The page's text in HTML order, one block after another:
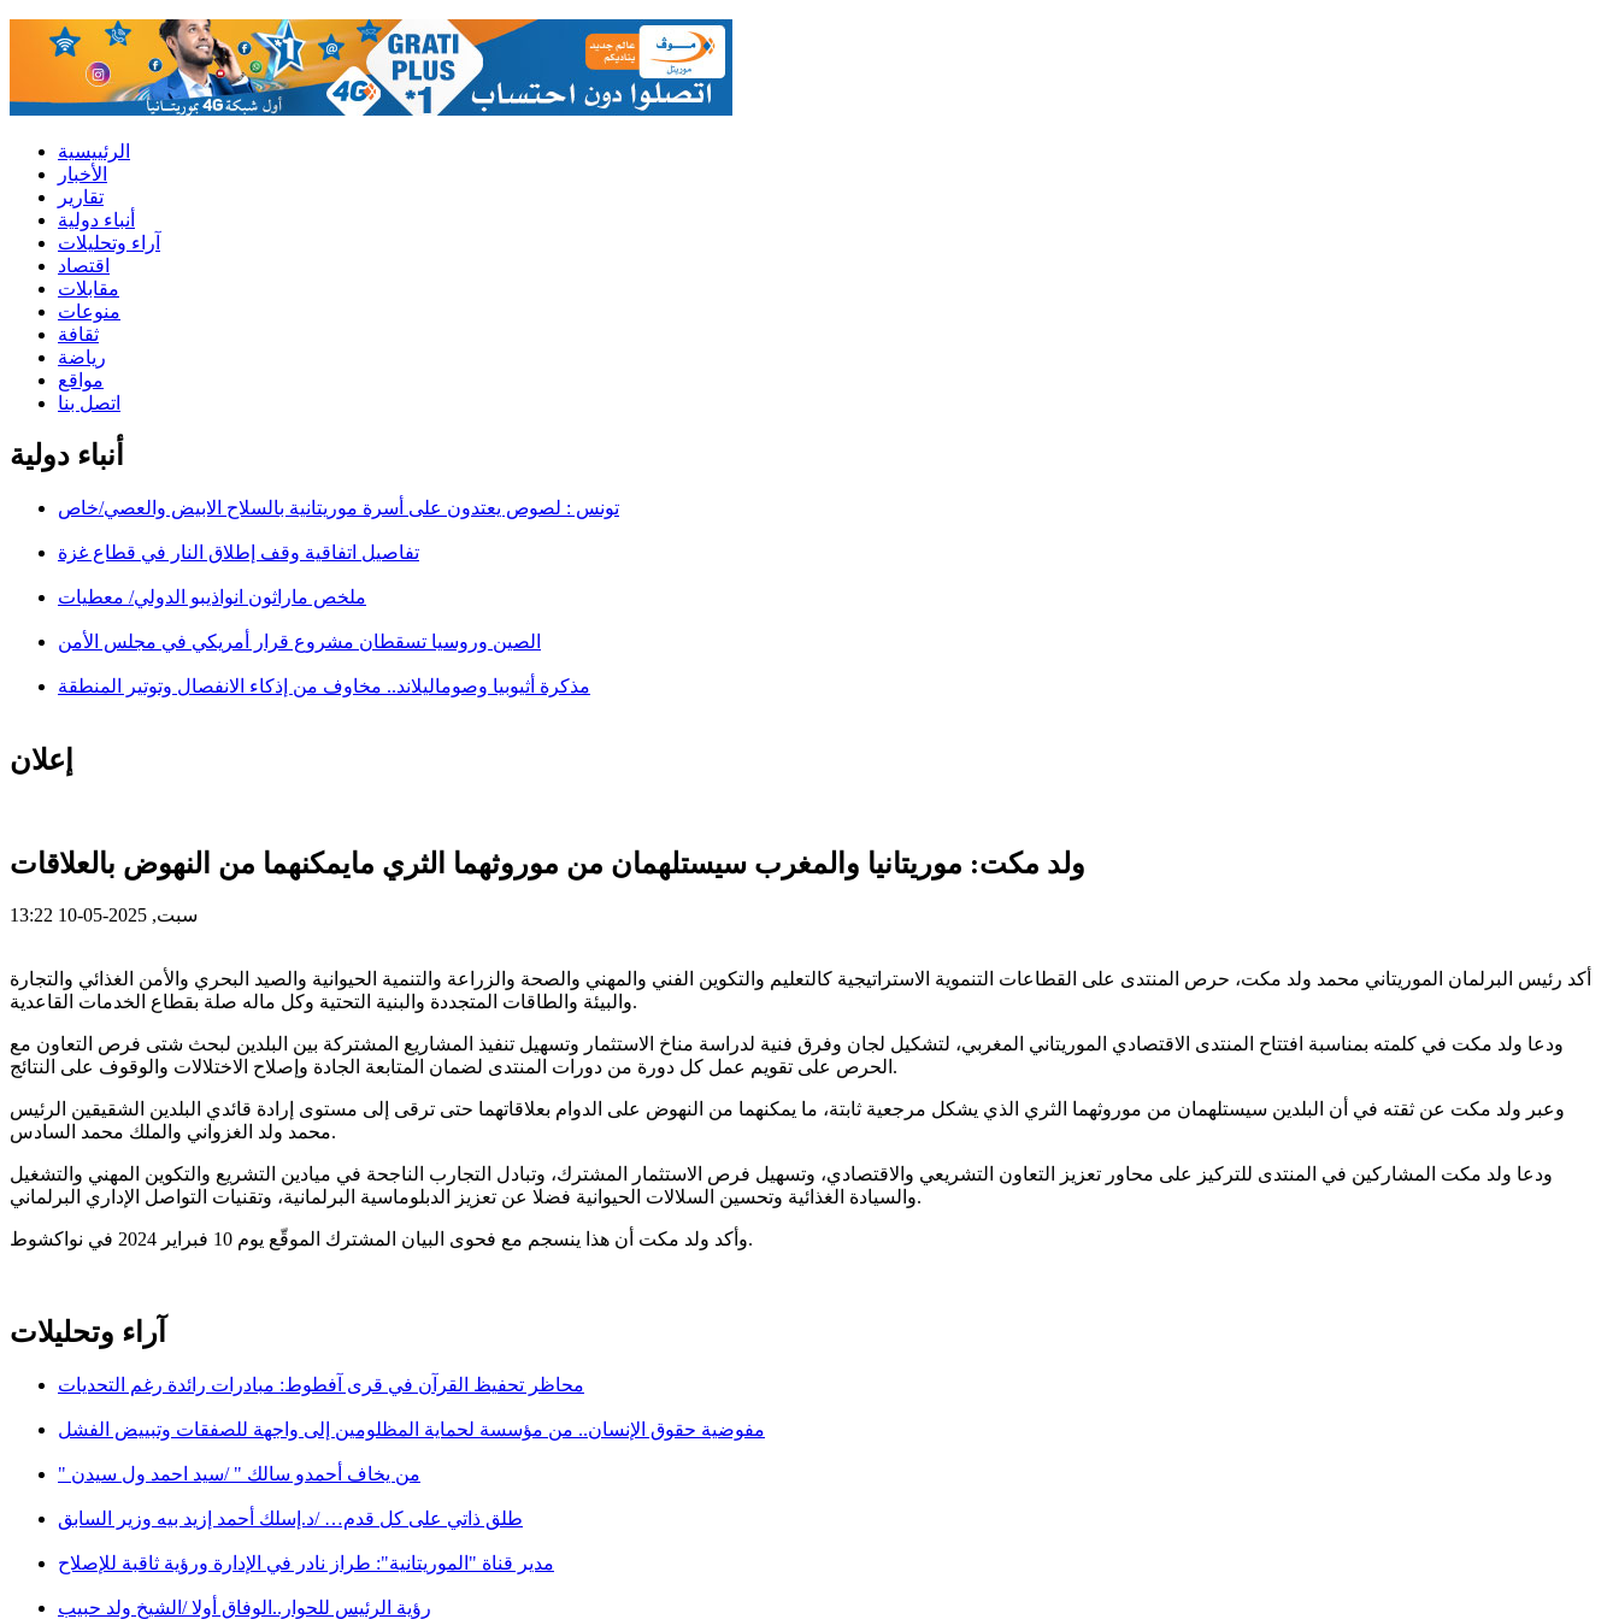
الرئييسية
الأخبار
تقارير
أنباء دولية
آراء وتحليلات
اقتصاد
مقابلات
منوعات
ثقافة
رياضة
مواقع
اتصل بنا
أنباء دولية
تونس : لصوص يعتدون على أسرة موريتانية بالسلاح الابيض والعصي/خاص
تفاصيل اتفاقية وقف إطلاق النار في قطاع غزة
ملخص ماراثون انواذيبو الدولي/ معطيات
الصين وروسيا تسقطان مشروع قرار أمريكي في مجلس الأمن
مذكرة أثيوبيا وصوماليلاند.. مخاوف من إذكاء الانفصال وتوتير المنطقة
إعلان
ولد مكت: موريتانيا والمغرب سيستلهمان من موروثهما الثري مايمكنهما من النهوض بالعلاقات
سبت, 2025-05-10 13:22
أكد رئيس البرلمان الموريتاني محمد ولد مكت، حرص المنتدى على القطاعات التنموية الاستراتيجية كالتعليم والتكوين الفني والمهني والصحة والزراعة والتنمية الحيوانية والصيد البحري والأمن الغذائي والتجارة
والبيئة والطاقات المتجددة والبنية التحتية وكل ماله صلة بقطاع الخدمات القاعدية.
ودعا ولد مكت في كلمته بمناسبة افتتاح المنتدى الاقتصادي الموريتاني المغربي، لتشكيل لجان وفرق فنية لدراسة مناخ الاستثمار وتسهيل تنفيذ المشاريع المشتركة بين البلدين لبحث شتى فرص التعاون مع
الحرص على تقويم عمل كل دورة من دورات المنتدى لضمان المتابعة الجادة وإصلاح الاختلالات والوقوف على النتائج.
وعبر ولد مكت عن ثقته في أن البلدين سيستلهمان من موروثهما الثري الذي يشكل مرجعية ثابتة، ما يمكنهما من النهوض على الدوام بعلاقاتهما حتى ترقى إلى مستوى إرادة قائدي البلدين الشقيقين الرئيس
محمد ولد الغزواني والملك محمد السادس.
ودعا ولد مكت المشاركين في المنتدى للتركيز على محاور تعزيز التعاون التشريعي والاقتصادي، وتسهيل فرص الاستثمار المشترك، وتبادل التجارب الناجحة في ميادين التشريع والتكوين المهني والتشغيل
والسيادة الغذائية وتحسين السلالات الحيوانية فضلا عن تعزيز الدبلوماسية البرلمانية، وتقنيات التواصل الإداري البرلماني.
وأكد ولد مكت أن هذا ينسجم مع فحوى البيان المشترك الموقّع يوم 10 فبراير 2024 في نواكشوط.
آراء وتحليلات
محاظر تحفيظ القرآن في قرى آفطوط: مبادرات رائدة رغم التحديات
مفوضية حقوق الإنسان.. من مؤسسة لحماية المظلومين إلى واجهة للصفقات وتبييض الفشل
" من يخاف أحمدو سالك " /سيد احمد ول سيدن
طلق ذاتي على كل قدم… /د.إسلك أحمد إزيد بيه وزير السابق
مدير قناة "الموريتانية": طراز نادر في الإدارة ورؤية ثاقبة للإصلاح
رؤية الرئيس للحوار..الوفاق أولا /الشيخ ولد حبيب